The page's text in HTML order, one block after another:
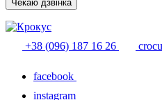
Чекаю дзвінка
+38 (096) 187 16 26
facebook
instagram